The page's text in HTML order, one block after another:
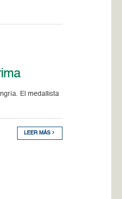
El medallista
LEER MÁS